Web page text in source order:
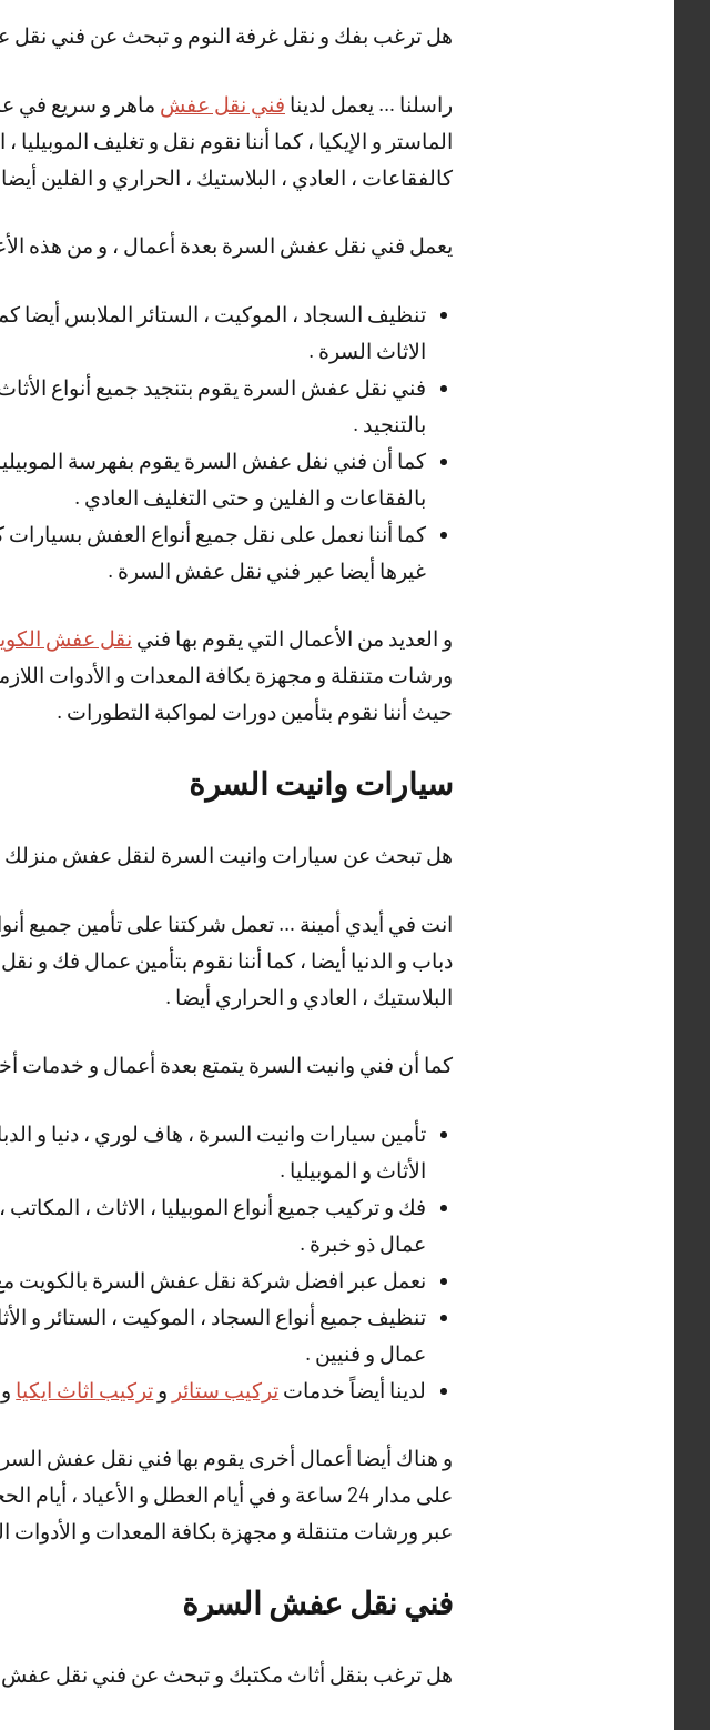
هل ترغب بفك و نقل غرفة النوم و تبحث عن فني
راسلنا … يعمل لدينا فني نقل عفش ماهر و سريع في
الماستر و الإيكيا ، كما أننا نقوم نقل و تغليف
كالفقاعات ، العادي ، البلاستيك ، الحراري و الفلين
يعمل فني نقل عفش السرة بعدة أعمال ، و من هذه
تنظيف السجاد ، الموكيت ، الستائر الملابس أيضا
الاثاث السرة .
فني نقل عفش السرة يقوم بتنجيد جميع أنواع الأثاث ،
بالتنجيد .
كما أن فني نفل عفش السرة يقوم بفهرسة الموبيليا
بالفقاعات و الفلين و حتى التغليف العادي .
كما أننا نعمل على نقل جميع أنواع العفش
غيرها أيضا عبر فني نقل عفش السرة .
و العديد من الأعمال التي يقوم بها فني نقل عفش
ورشات متنقلة و مجهزة بكافة المعدات و الأدوات
حيث أننا نقوم بتأمين دورات لمواكبة التطورات .
سيارات وانيت السرة
هل تبحث عن سيارات وانيت السرة لنقل عفش منزلك
انت في أيدي أمينة … تعمل شركتنا على تأمين جميع
دباب و الدنيا أيضا ، كما أننا نقوم بتأمين عمال فك و
البلاستيك ، العادي و الحراري أيضا .
كما أن فني وانيت السرة يتمتع بعدة أعمال و خدمات
تأمين سيارات وانيت السرة ، هاف لوري ، دنيا و
الأثاث و الموبيليا .
فك و تركيب جميع أنواع الموبيليا ، الاثاث ،
عمال ذو خبرة .
نعمل عبر افضل شركة نقل عفش السرة بالكويت
تنظيف جميع أنواع السجاد ، الموكيت ، الستائر و
عمال و فنيين .
لدينا أيضاً خدمات تركيب ستائر و تركيب اثاث ايكيا
و هناك أيضا أعمال أخرى يقوم بها فني نقل عفش
على مدار 24 ساعة و في أيام العطل و الأعياد
عبر ورشات متنقلة و مجهزة بكافة المعدات و الأدوات
فني نقل عفش السرة
هل ترغب بنقل أثاث مكتبك و تبحث عن فني نقل عفش